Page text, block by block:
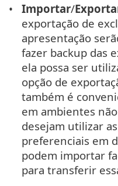
Importar/
exportação de
apresentação
fazer backup das
ela possa ser
opção de
também é
em ambientes
desejam utilizar
preferenciais em
podem importar
para transferir